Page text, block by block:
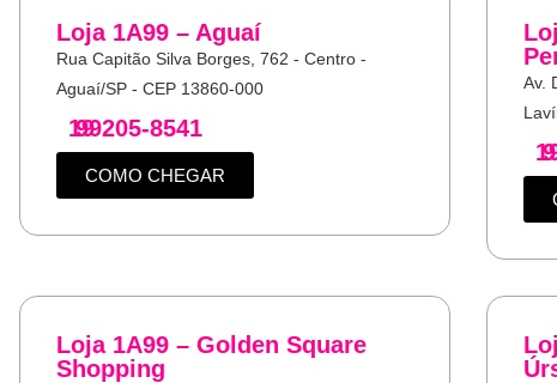
Loja 1A99 – Aguaí
Rua Capitão Silva Borges, 762 - Centro -
Aguaí/SP - CEP 13860-000
19
99205-8541
COMO CHEGAR
Av.
Loja 1A99 – Golden Square
Shopping